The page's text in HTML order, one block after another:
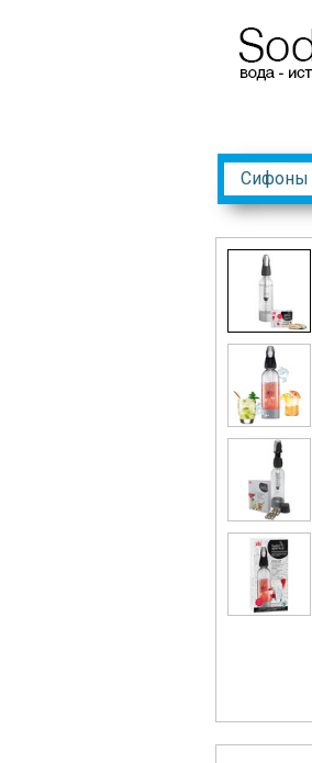
Сифоны